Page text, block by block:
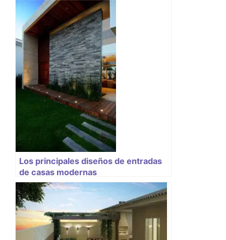
Los principales diseños de entradas
de casas modernas